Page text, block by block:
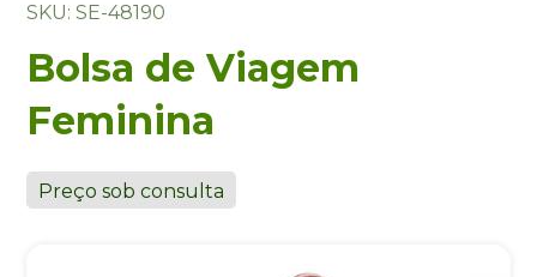
SKU: SE-48190
Bolsa de Viagem
Feminina
Preço sob consulta